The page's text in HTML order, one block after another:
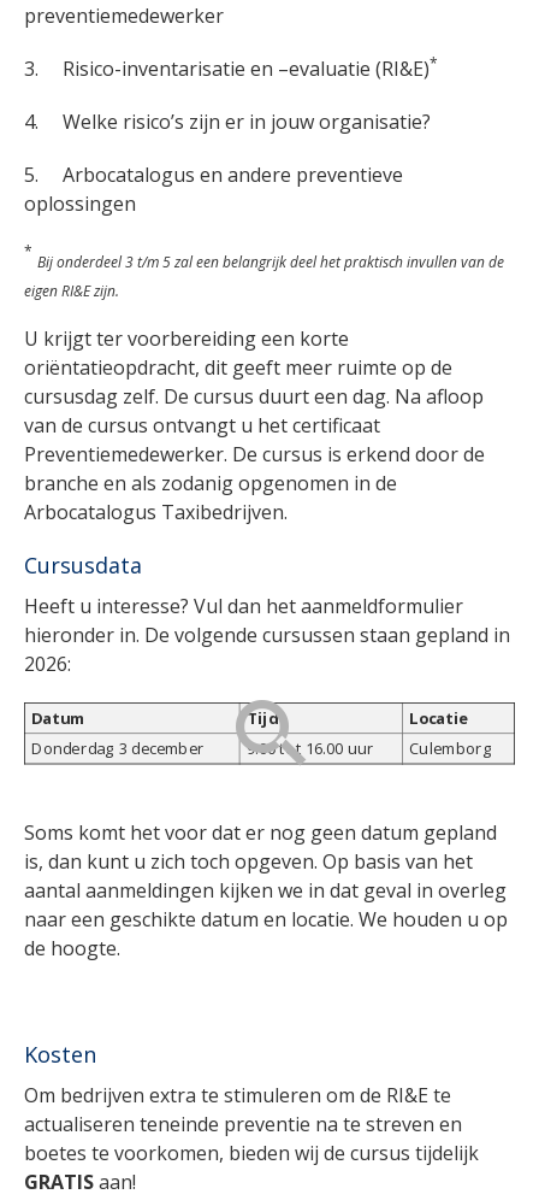
preventiemedewerker
3. Risico-inventarisatie en –evaluatie (RI&E)*
4. Welke risico’s zijn er in jouw organisatie?
5. Arbocatalogus en andere preventieve
oplossingen
*
Bij onderdeel 3 t/m 5 zal een belangrijk deel het praktisch invullen van de
eigen RI&E zijn.
U krijgt ter voorbereiding een korte
oriëntatieopdracht, dit geeft meer ruimte op de
cursusdag zelf. De cursus duurt een dag. Na afloop
van de cursus ontvangt u het certificaat
Preventiemedewerker. De cursus is erkend door de
branche en als zodanig opgenomen in de
Arbocatalogus Taxibedrijven.
Cursusdata
Heeft u interesse? Vul dan het aanmeldformulier
hieronder in. De volgende cursussen staan gepland in
2026:
Datum Tijd
Locatie
Donderdag 3 december
9.00 tot 16.00 uur Culemborg
Soms komt het voor dat er nog geen datum gepland
is, dan kunt u zich toch opgeven. Op basis van het
aantal aanmeldingen kijken we in dat geval in overleg
naar een geschikte datum en locatie. We houden u op
de hoogte.
Kosten
Om bedrijven extra te stimuleren om de RI&E te
actualiseren teneinde preventie na te streven en
boetes te voorkomen, bieden wij de cursus tijdelijk
GRATISaan!